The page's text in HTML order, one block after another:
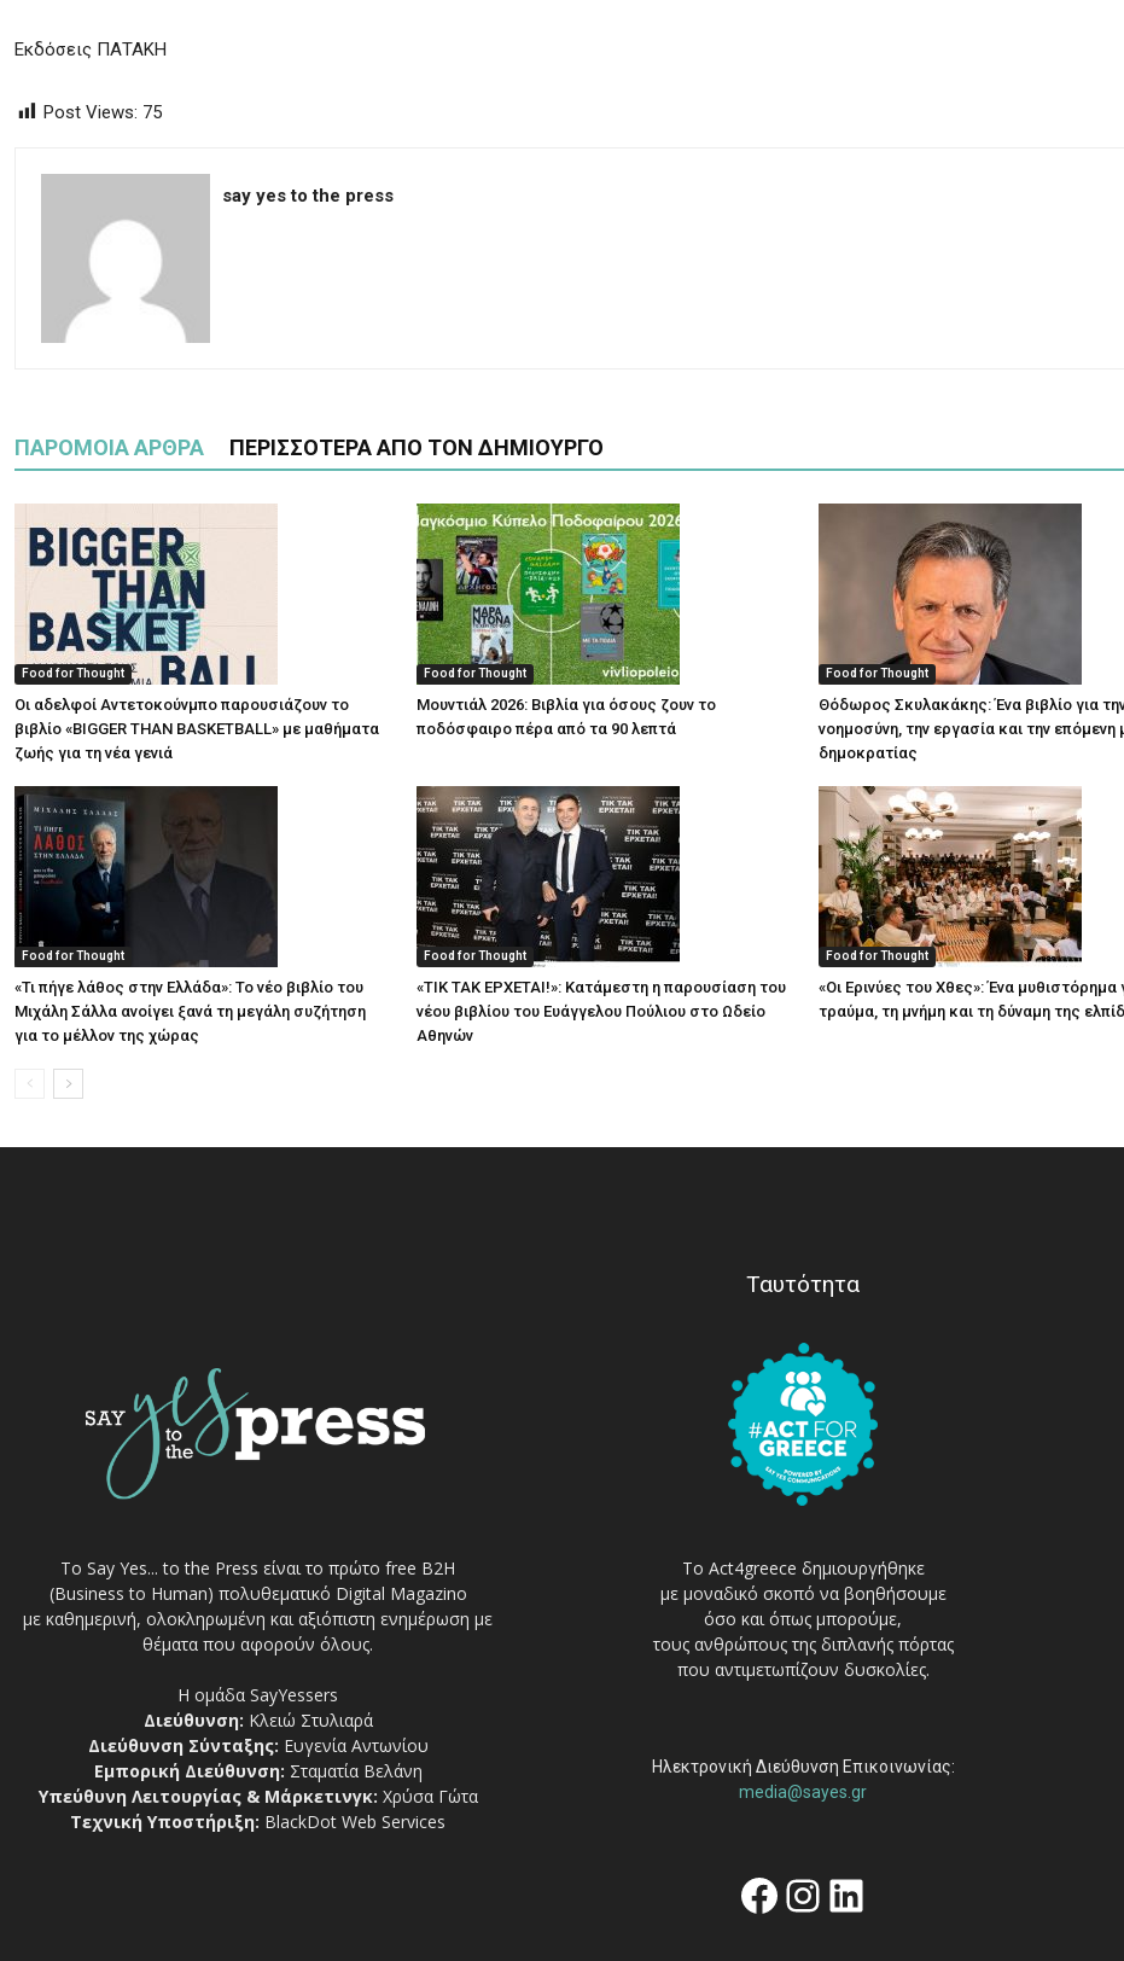
Εκδόσεις ΠΑΤΑΚΗ
Post Views: 75
say yes to the press
ΠΑΡΟΜΟΙΑ ΑΡΘΡΑ ΠΕΡΙΣΣΟΤΕΡΑ ΑΠΟ ΤΟΝ ΔΗΜΙΟΥΡΓΟ
Food for Thought
Οι αδελφοί Αντετοκούνμπο παρουσιάζουν το
βιβλίο «BIGGER THAN BASKETBALL» με μαθήματα
ζωής για τη νέα γενιά
Food for Thought
Μουντιάλ 2026: Βιβλία για όσους ζουν το
ποδόσφαιρο πέρα από τα 90 λεπτά
Food for Thought
Θόδωρος Σκυλακάκης: Ένα βιβλίο για
νοημοσύνη, την εργασία και την επόμενη
δημοκρατίας
Food for Thought
«Τι πήγε λάθος στην Ελλάδα»: Το νέο βιβλίο του
Μιχάλη Σάλλα ανοίγει ξανά τη μεγάλη συζήτηση
για το μέλλον της χώρας
Food for Thought
«ΤΙΚ ΤΑΚ ΕΡΧΕΤΑΙ!»: Κατάμεστη η παρουσίαση του
νέου βιβλίου του Ευάγγελου Πούλιου στο Ωδείο
Αθηνών
Food for Thought
«Οι Ερινύες του Χθες»: Ένα μυθιστόρημα
τραύμα, τη μνήμη και τη δύναμη της
Το Say Yes... to the Press είναι το πρώτο free Β2Η
(Business to Human) πολυθεματικό Digital Magazino
με καθημερινή, ολοκληρωμένη και αξιόπιστη ενημέρωση με
θέματα που αφορούν όλους.
Η ομάδα SayYessers
Διεύθυνση: Κλειώ Στυλιαρά
Διεύθυνση Σύνταξης: Ευγενία Αντωνίου
Εμπορική Διεύθυνση: Σταματία Βελάνη
Υπεύθυνη Λειτουργίας & Μάρκετινγκ: Χρύσα Γώτα
Τεχνική Υποστήριξη: BlackDot Web Services
Ταυτότητα
Το Act4greece δημιουργήθηκε
με μοναδικό σκοπό να βοηθήσουμε
όσο και όπως μπορούμε,
τους ανθρώπους της διπλανής πόρτας
που αντιμετωπίζουν δυσκολίες.
Ηλεκτρονική Διεύθυνση Επικοινωνίας:
media@sayes.gr
Facebook
Instagram
Linkedin